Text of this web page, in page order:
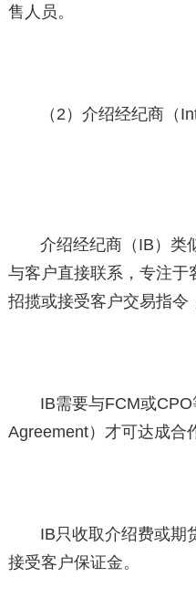
售人员。
（2）介绍经纪商（
介绍经纪商（IB）类
与客户直接联系，专注于
招揽或接受客户交易指令
IB需要与FCM或
Agreement）才可达成合
IB只收取介绍费或期
接受客户保证金。